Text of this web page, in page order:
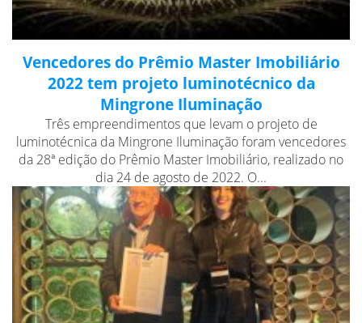
Vencedores do Prêmio Master Imobiliário
2022 tem projeto luminotécnico da
Mingrone Iluminação
Três empreendimentos que levam o projeto de
luminotécnica da Mingrone Iluminação foram vencedores
da 28ª edição do Prêmio Master Imobiliário, realizado no
dia 24 de agosto de 2022. O...